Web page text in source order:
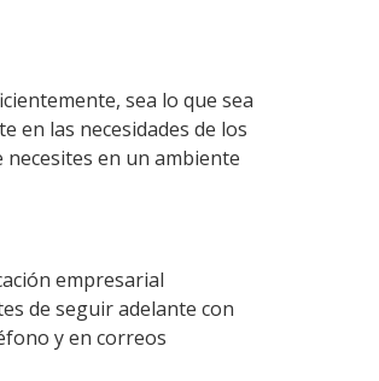
sea lo que sea
en las necesidades de los
necesites en un ambiente
empresarial
de seguir adelante con
y en correos